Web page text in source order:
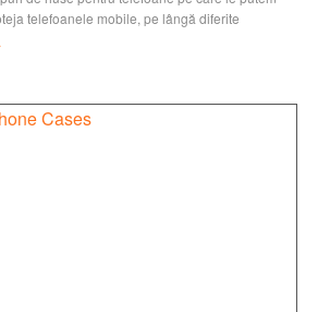
telefoanele mobile, pe lângă diferite